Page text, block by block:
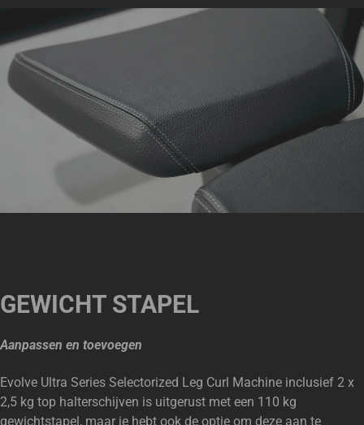
GEWICHT STAPEL
Aanpassen en toevoegen
Evolve Ultra Series Selectorized Leg Curl Machine inclusief 2 x
2,5 kg top halterschijven is uitgerust met een 110 kg
gewichtstapel, maar je hebt ook de optie om deze aan te